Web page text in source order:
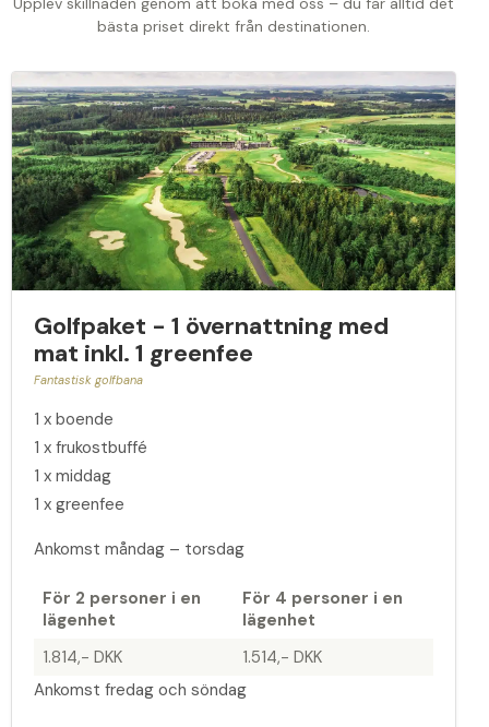
bästa priset direkt från destinationen.
Golfpaket - 1 övernattning med
mat inkl. 1 greenfee
Fantastisk golfbana
1 x boende
1 x frukostbuffé
1 x middag
1 x greenfee
Ankomst måndag – torsdag
För 2 personer i en
lägenhet
För 4 personer i en
lägenhet
1.814,- DKK
1.514,- DKK
Ankomst fredag och söndag